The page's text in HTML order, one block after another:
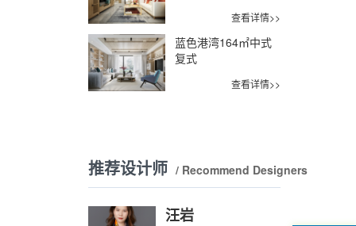
查看详情>>
蓝色港湾164㎡中式
复式
查看详情>>
推荐设计师 / Recommend Designers
汪岩